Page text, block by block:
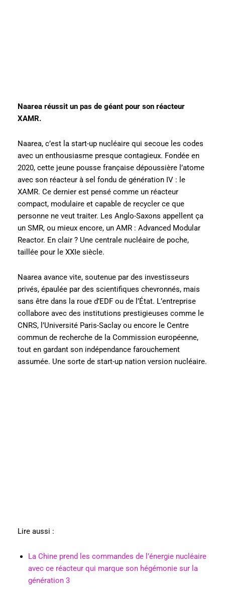
Naarea réussit un pas de géant pour son réacteur
XAMR.
Naarea, c’est la start-up nucléaire qui secoue les codes
avec un enthousiasme presque contagieux. Fondée en
2020, cette jeune pousse française dépoussière l’atome
avec son réacteur à sel fondu de génération IV : le
XAMR. Ce dernier est pensé comme un réacteur
compact, modulaire et capable de recycler ce que
personne ne veut traiter. Les Anglo-Saxons appellent ça
un SMR, ou mieux encore, un AMR : Advanced Modular
Reactor. En clair ? Une centrale nucléaire de poche,
taillée pour le XXIe siècle.
Naarea avance vite, soutenue par des investisseurs
privés, épaulée par des scientifiques chevronnés, mais
sans être dans la roue d’EDF ou de l’État. L’entreprise
collabore avec des institutions prestigieuses comme le
CNRS, l’Université Paris-Saclay ou encore le Centre
commun de recherche de la Commission européenne,
tout en gardant son indépendance farouchement
assumée. Une sorte de start-up nation version nucléaire.
Lire aussi :
La Chine prend les commandes de l’énergie nucléaire
avec ce réacteur qui marque son hégémonie sur la
génération 3